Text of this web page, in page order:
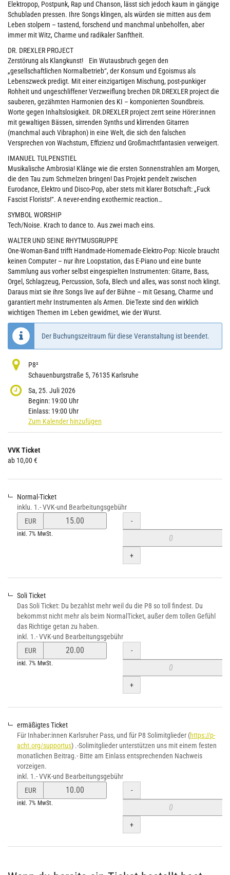
Elektropop, Postpunk, Rap und Chanson, lässt sich jedoch kaum in gängige
Schubladen pressen. Ihre Songs klingen, als würden sie mitten aus dem
Leben stolpern – tastend, forschend und manchmal unbeholfen, aber
immer mit Witz, Charme und radikaler Sanftheit.
DR. DREXLER PROJECT
Zerstörung als Klangkunst! Ein Wutausbruch gegen den
„gesellschaftlichen Normalbetrieb“, der Konsum und Egoismus als
Lebenszweck predigt. Mit einer einzigartigen Mischung, post-punkiger
Rohheit und ungeschliffener Verzweiflung brechen DR.DREXLER project die
sauberen, gezähmten Harmonien des KI – komponierten Soundbreis.
Worte gegen Inhaltslosigkeit. DR.DREXLER project zerrt seine Hörer:innen
mit gewaltigen Bässen, sirrenden Synths und klirrenden Gitarren
(manchmal auch Vibraphon) in eine Welt, die sich den falschen
Versprechen von Wachstum, Effizienz und Großmachtfantasien verweigert.
IMANUEL TULPENSTIEL
Musikalische Ambrosia! Klänge wie die ersten Sonnenstrahlen am Morgen,
die den Tau zum Schmelzen bringen! Das Projekt pendelt zwischen
Eurodance, Elektro und Disco-Pop, aber stets mit klarer Botschaft: „Fuck
Fascist Florists!“. A never-ending exothermic reaction…
SYMBOL WORSHIP
Tech/Noise. Krach to dance to. Aus zwei mach eins.
WALTER UND SEINE RHYTMUSGRUPPE
One-Woman-Band trifft Handmade-Homemade-Elektro-Pop: Nicole braucht
keinen Computer – nur ihre Loopstation, das E-Piano und eine bunte
Sammlung aus vorher selbst eingespielten Instrumenten: Gitarre, Bass,
Orgel, Schlagzeug, Percussion, Sofa, Blech und alles, was sonst noch klingt.
Daraus mixt sie ihre Songs live auf der Bühne – mit Gesang, Charme und
garantiert mehr Instrumenten als Armen. DieTexte sind den wirklich
wichtigen Themen im Leben gewidmet, wie der Wurst.
Der Buchungszeitraum für diese Veranstaltung ist beendet.
P8²
Schauenburgstraße 5, 76135 Karlsruhe
Sa, 25. Juli 2026
Beginn: 19:00Uhr
Einlass: 19:00Uhr
Zum Kalender hinzufügen
Unkategorisierte
VVK Ticket
ab 10,00 €
Normal-Ticket
inklu. 1.- VVK-und Bearbeitungsgebühr
Preis
von
Normal-
EUR
inkl. 7% MwSt.
Menge
-
+
Soli Ticket
Das Soli Ticket: Du bezahlst mehr weil du die P8 so toll findest. Du
bekommst nicht mehr als beim NormalTicket, außer dem tollen Gefühl
das Richtige getan zu haben.
inkl. 1.- VVK-und Bearbeitungsgebühr
Preis
von
Soli
EUR
inkl. 7% MwSt.
Menge
-
+
ermäßigtes Ticket
Für Inhaber:innen Karlsruher Pass, und für P8 Solimitglieder (https://p-
acht.org/supportus) .-Solimitglieder unterstützen uns mit einem festen
monatlichen Beitrag.- Bitte am Einlass entsprechenden Nachweis
vorzeigen.
inkl. 1.- VVK-und Bearbeitungsgebühr
Preis
von
ermäßigtes
EUR
inkl. 7% MwSt.
Menge
-
+